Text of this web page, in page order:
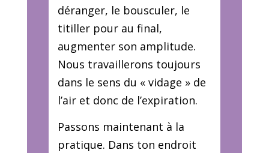
déranger, le bousculer, le
titiller pour au final,
augmenter son amplitude.
Nous travaillerons toujours
dans le sens du « vidage » de
l’air et donc de l’expiration.
Passons maintenant à la
pratique. Dans ton endroit